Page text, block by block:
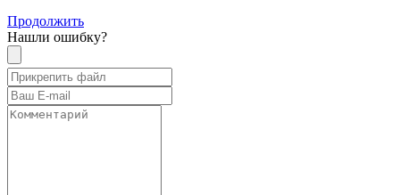
Продолжить
Нашли ошибку?